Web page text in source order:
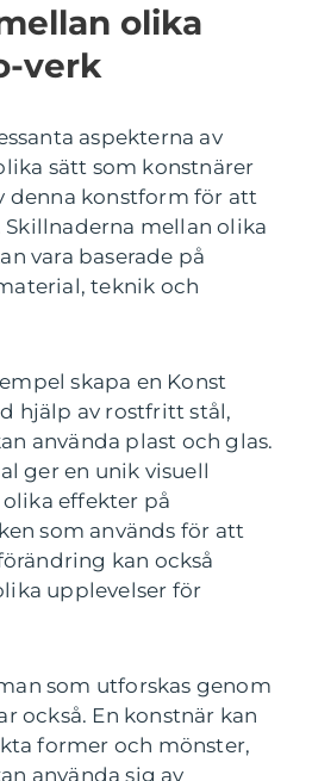
olika
verk
aspekterna av
sätt som konstnärer
denna konstform för att
mellan olika
vara baserade på
teknik och
skapa en Konst
hjälp av rostfritt stål,
använda plast och glas.
ger en unik visuell
effekter på
som används för att
kan också
upplevelser för
som utforskas genom
också. En konstnär kan
former och mönster,
använda sig av